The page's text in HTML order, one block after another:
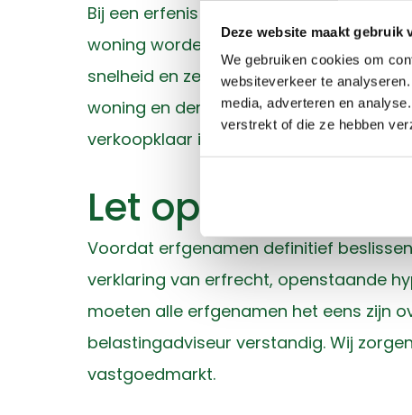
Deze website maakt gebruik
We gebruiken cookies om
websiteverkeer te
media, adverteren en
verstrekt of die ze hebben
Bij een erfenis huis spelen vaak
woning worden verkocht? Erfgenamen
snelheid en zekerheid belangrijk zijn, kan
woning en denkt mee over een
verkoopklaar is.
Let op de
Voordat erfgenamen definitief
verklaring van erfrecht, openstaande
moeten alle erfgenamen het eens zijn
belastingadviseur verstandig. Wij
vastgoedmarkt.